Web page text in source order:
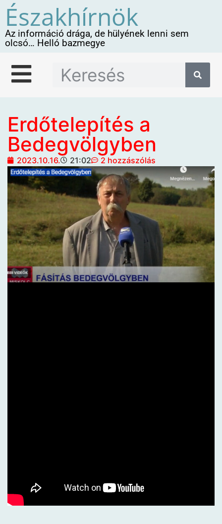
Északhírnök
Az információ drága, de hülyének lenni sem
olcsó… Helló bazmegye
Erdőtelepítés a
Bedegvölgyben
2023.10.16. 21:02 2 hozzászólás